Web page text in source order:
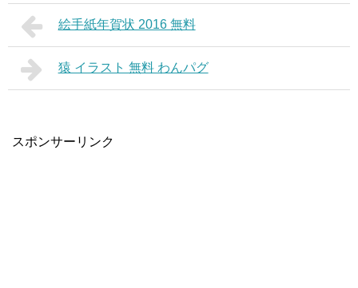
絵手紙年賀状 2016 無料
猿 イラスト 無料 わんパグ
スポンサーリンク